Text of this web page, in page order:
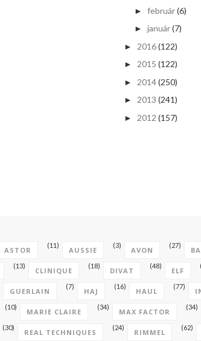
► február(6)
► január(7)
► 2016(122)
► 2015 (122)
► 2014(250)
► 2013 (241)
► 2012 (157)
ASTOR
(11)
AUSSIE
(3)
AVON
(27)
(13)
CLINIQUE
(18)
DIVAT
(48)
ELF
GUERLAIN
(7)
HAJ
(16)
HAUL
(77)
(10)
MARIE CLAIRE
(34)
MAX FACTOR
(34)
(30)
REAL TECHNIQUES
(24)
RIMMEL
(62)